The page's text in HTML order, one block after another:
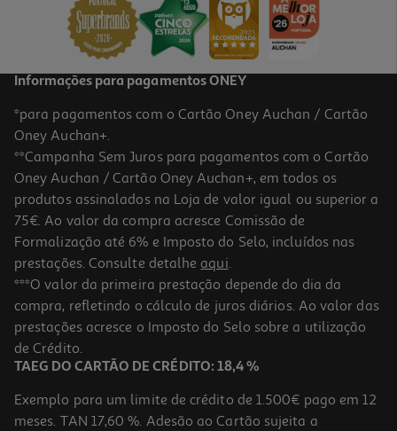
69,99 €
Instalação Placa De Gás
64.99 €/un
64,99 €
Informações para pagamentos ONEY
*para pagamentos com o Cartão Oney Auchan / Cartão
Oney Auchan+.
**Campanha Sem Juros para pagamentos com o Cartão
Oney Auchan / Cartão Oney Auchan+, em todos os
produtos assinalados na Loja de valor igual ou superior a
75€. Ao valor da compra acresce Comissão de
Formalização até 6% e Imposto do Selo, incluídos nas
prestações. Consulte detalhe aqui.
***O valor da primeira prestação depende do dia da
compra, refletindo o cálculo de juros diários. Ao valor das
prestações acresce o Imposto do Selo sobre a utilização
de Crédito.
TAEG DO CARTÃO DE CRÉDITO: 18,4 %
Exemplo para um limite de crédito de 1.500€ pago em 12
meses. TAN 17,60 %. Adesão ao Cartão sujeita a